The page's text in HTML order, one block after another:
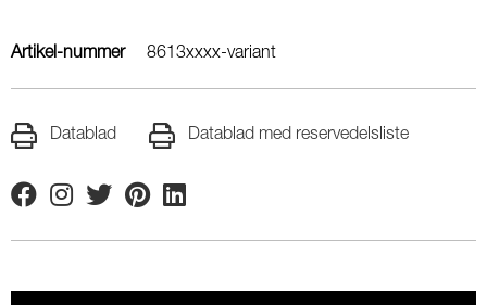
Artikel-nummer 8613xxxx-variant
Datablad Datablad med reservedelsliste
FacebookInstagram
TwitterPinterestLinkedin